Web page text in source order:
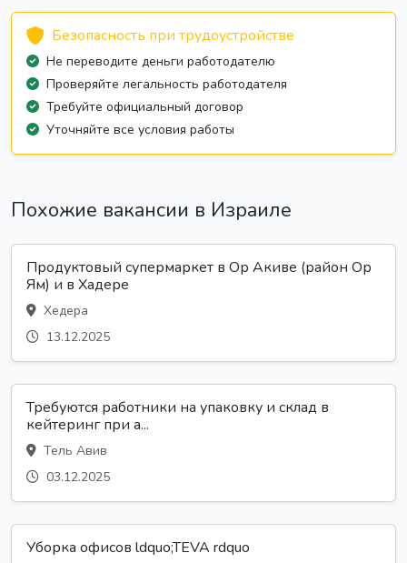
Безопасность при трудоустройстве
Не переводите деньги работодателю
Проверяйте легальность работодателя
Требуйте официальный договор
Уточняйте все условия работы
Похожие вакансии в Израиле
Продуктовый супермаркет в Ор Акиве (район Ор
Ям) и в Хадере
Хедера
13.12.2025
Требуются работники на упаковку и склад в
кейтеринг при а...
Тель Авив
03.12.2025
Уборка офисов ldquo;TEVA rdquo